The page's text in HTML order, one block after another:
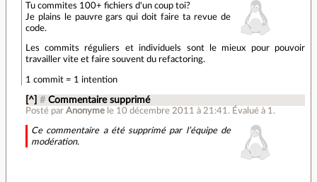
Tu commites 100+ fichiers d'un coup toi?
Je plains le pauvre gars qui doit faire ta revue de
code.
Les commits réguliers et individuels sont le mieux pour pouvoir
travailler vite et faire souvent du refactoring.
1 commit = 1 intention
[^] # Commentaire supprimé
Posté parAnonyme le 10 décembre 2011 à 21:41 . Évalué à 1 .
Ce commentaire a été supprimé par l’équipe de
modération.